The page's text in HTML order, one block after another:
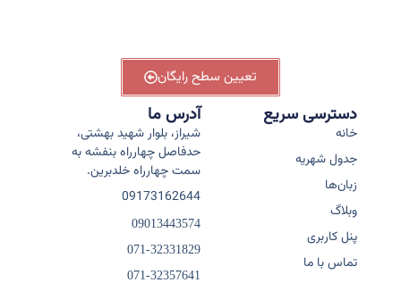
تعیین سطح رایگان
دسترسی سریع
خانه
جدول شهریه
زبان‌ها
وبلاگ
پنل کاربری
تماس با ما
آدرس ما
شیراز، بلوار شهید بهشتی،
حدفاصل چهارراه بنفشه به
سمت چهارراه خلدبرین.
09173162644
09013443574
071-32331829
071-32357641